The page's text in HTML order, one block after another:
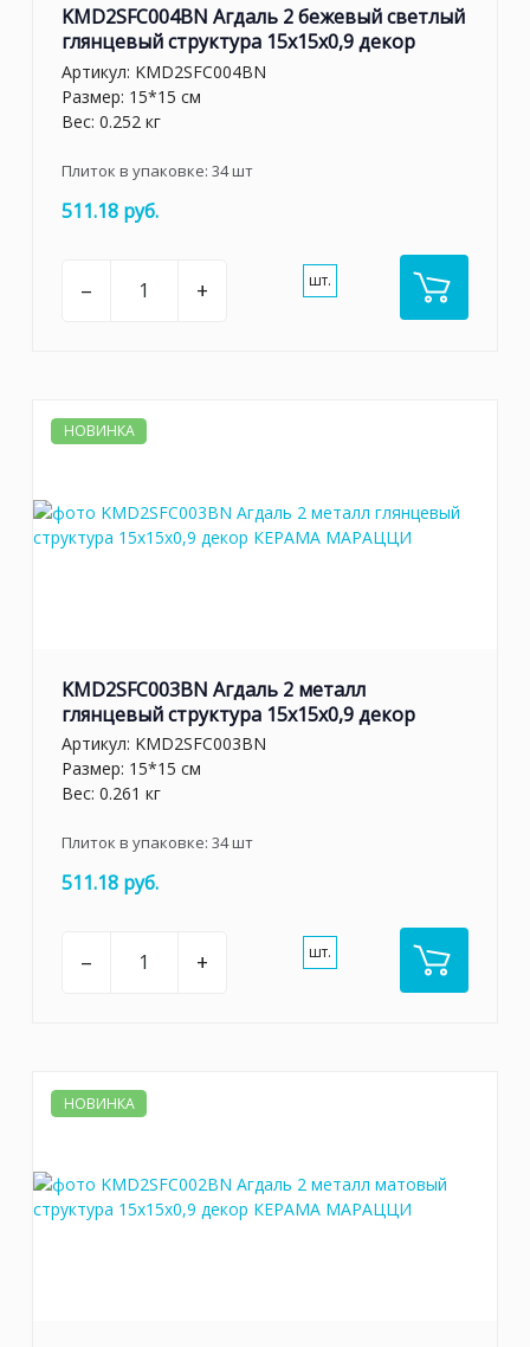
KMD2SFC004BN Агдаль 2 бежевый светлый
глянцевый структура 15x15x0,9 декор
Артикул: KMD2SFC004BN
Размер: 15*15 см
Вес: 0.252 кг
Плиток в упаковке: 34шт
511.18 руб.
– + шт.
НОВИНКА
KMD2SFC003BN Агдаль 2 металл
глянцевый структура 15x15x0,9 декор
Артикул: KMD2SFC003BN
Размер: 15*15 см
Вес: 0.261 кг
Плиток в упаковке: 34шт
511.18 руб.
– + шт.
НОВИНКА